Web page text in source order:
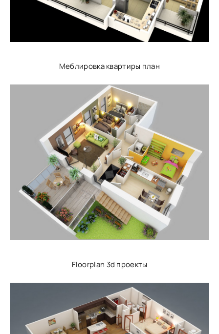
Меблировка квартиры план
Floorplan 3d проекты